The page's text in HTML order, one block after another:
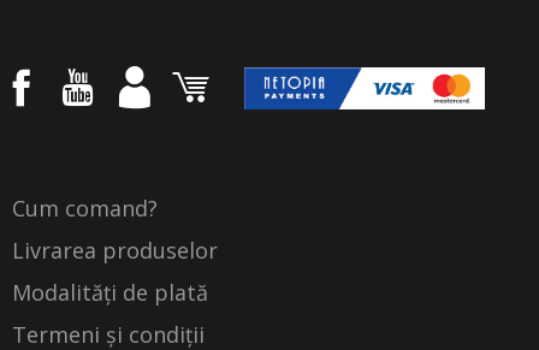
Cum comand?
Livrarea produselor
Modalități de plată
Termeni și condiții